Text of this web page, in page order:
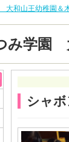
和山王幼稚園＆
み学園
シャボ